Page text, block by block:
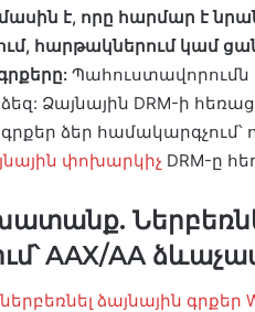
է, որը հարմար է
հարթակներում կամ
Պահուստավորումն
Ձայնային DRM-ի
ձեր համակարգչում՝
փոխարկիչ DRM-ը
AAX/AA
ձայնային գրքեր